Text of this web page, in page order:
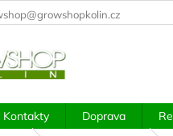
Kontakty Doprava